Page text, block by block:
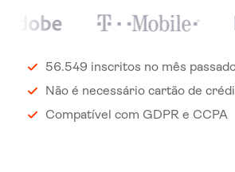
56.549 inscritos no mês
Não é necessário cartão de
Compatível com GDPR e CCPA